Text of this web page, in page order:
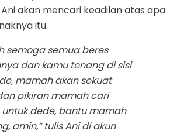
Ani akan mencari keadilan atas apa
itu.
semoga semua beres
dan kamu tenang di sisi
mamah akan sekuat
pikiran mamah cari
dede, bantu mamah
amin,” tulis Ani di akun